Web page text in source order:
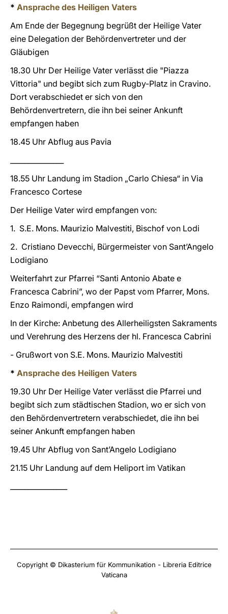
* Ansprache des Heiligen Vaters
Am Ende der Begegnung begrüßt der Heilige Vater
eine Delegation der Behördenvertreter und der
Gläubigen
18.30 Uhr Der Heilige Vater verlässt die "Piazza
Vittoria" und begibt sich zum Rugby-Platz in Cravino.
Dort verabschiedet er sich von den
Behördenvertretern, die ihn bei seiner Ankunft
empfangen haben
18.45 Uhr Abflug aus Pavia
18.55 Uhr Landung im Stadion „Carlo Chiesa“ in Via
Francesco Cortese
Der Heilige Vater wird empfangen von:
1. S.E. Mons. Maurizio Malvestiti, Bischof von Lodi
2. Cristiano Devecchi, Bürgermeister von Sant’Angelo
Lodigiano
Weiterfahrt zur Pfarrei “Santi Antonio Abate e
Francesca Cabrini”, wo der Papst vom Pfarrer, Mons.
Enzo Raimondi, empfangen wird
In der Kirche: Anbetung des Allerheiligsten Sakraments
und Verehrung des Herzens der hl. Francesca Cabrini
- Grußwort von S.E. Mons. Maurizio Malvestiti
* Ansprache des Heiligen Vaters
19.30 Uhr Der Heilige Vater verlässt die Pfarrei und
begibt sich zum städtischen Stadion, wo er sich von
den Behördenvertretern verabschiedet, die ihn bei
seiner Ankunft empfangen haben
19.45 Uhr Abflug von Sant’Angelo Lodigiano
21.15 Uhr Landung auf dem Heliport im Vatikan
Copyright © Dikasterium für Kommunikation - Libreria Editrice
Vaticana